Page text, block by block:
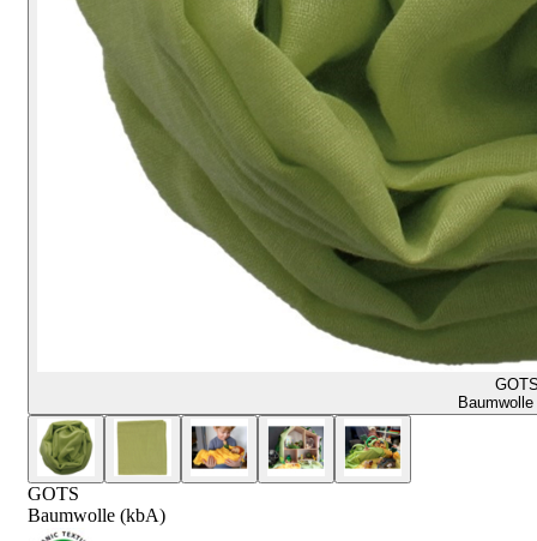
GOTS
Baumwolle (kbA)